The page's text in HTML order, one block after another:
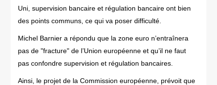
Uni, supervision bancaire et régulation bancaire ont bien
des points communs, ce qui va poser difficulté.
Michel Barnier a répondu que la zone euro n’entraînera
pas de "fracture" de l’Union européenne et qu’il ne faut
pas confondre supervision et régulation bancaires.
Ainsi, le projet de la Commission européenne, prévoit que